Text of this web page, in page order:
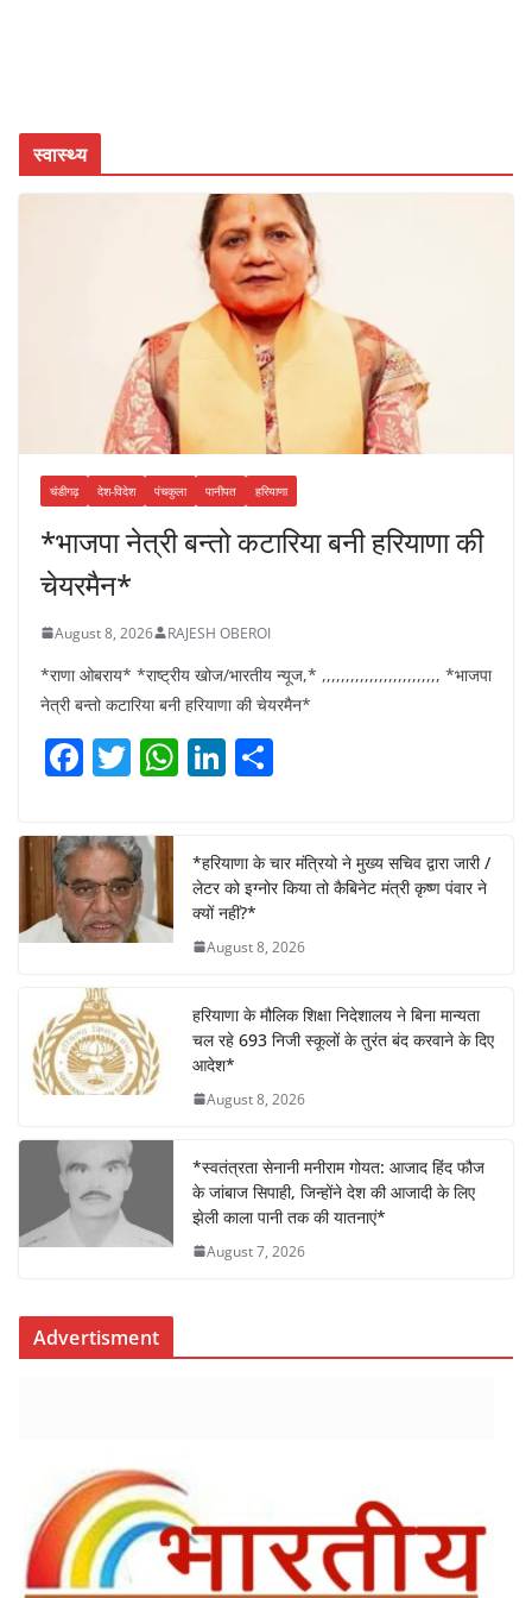
स्वास्थ्य
चंडीगढ़ देश-विदेश पंचकुला पानीपत हरियाणा
*भाजपा नेत्री बन्तो कटारिया बनी हरियाणा की
चेयरमैन*
August 8, 2026 RAJESH OBEROI
*राणा ओबराय* *राष्ट्रीय खोज/भारतीय न्यूज,* ,,,,,,,,,,,,,,,,,,,,,,,,, *भाजपा
नेत्री बन्तो कटारिया बनी हरियाणा की चेयरमैन*
F
a
c
e
b
o
o
k
T
w
itt
er
W
h
s
A
p
Li
n
e
dI
n
e
*हरियाणा के चार मंत्रियो ने मुख्य सचिव द्वारा जारी /
लेटर को इग्नोर किया तो कैबिनेट मंत्री कृष्ण पंवार ने
क्यों नहीं?*
August 8, 2026
हरियाणा के मौलिक शिक्षा निदेशालय ने बिना मान्यता
चल रहे 693 निजी स्कूलों के तुरंत बंद करवाने के दिए
आदेश*
August 8, 2026
*स्वतंत्रता सेनानी मनीराम गोयत: आजाद हिंद फौज
के जांबाज सिपाही, जिन्होंने देश की आजादी के लिए
झेली काला पानी तक की यातनाएं*
August 7, 2026
Advertisment